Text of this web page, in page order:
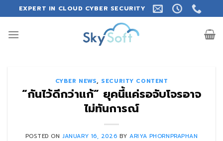
to
content
EXPERT IN CLOUD CYBER SECURITY
CYBER NEWS, SECURITY CONTENT
“กันไว้ดีกว่าแก้” ยุคนี้แค่รอจับโจรอาจ
ไม่ทันการณ์
POSTED ONJANUARY 16, 2026 BYARIYA PHORNPRAPHAN